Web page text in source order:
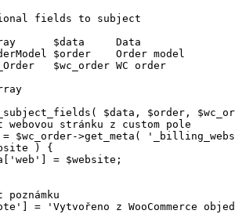
fields to subject
      $data     Data
$order    Order model
   $wc_order WC order
( $data , $order ,
stránku z custom pole
= $wc_order->get_meta ( '
) {
' web ' = $website ;
' = ' Vytvořeno z WooCommerce